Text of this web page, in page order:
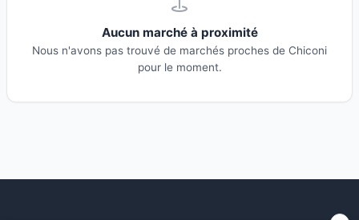
Aucun marché à proximité
Nous n'avons pas trouvé de marchés proches de Chiconi
pour le moment.